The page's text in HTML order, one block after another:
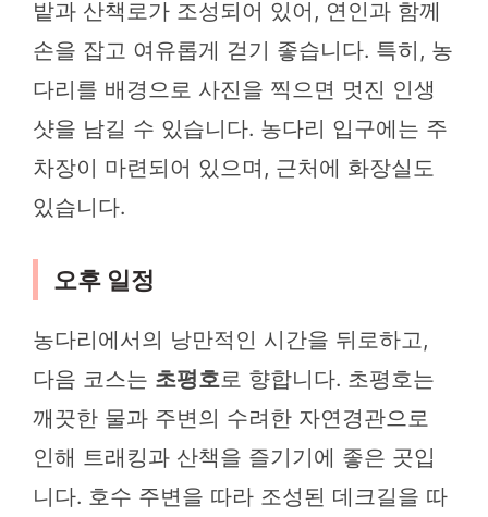
밭과 산책로가 조성되어 있어, 연인과 함께
손을 잡고 여유롭게 걷기 좋습니다. 특히, 농
다리를 배경으로 사진을 찍으면 멋진 인생
샷을 남길 수 있습니다. 농다리 입구에는 주
차장이 마련되어 있으며, 근처에 화장실도
있습니다.
오후 일정
농다리에서의 낭만적인 시간을 뒤로하고,
다음 코스는 초평호로 향합니다. 초평호는
깨끗한 물과 주변의 수려한 자연경관으로
인해 트래킹과 산책을 즐기기에 좋은 곳입
니다. 호수 주변을 따라 조성된 데크길을 따